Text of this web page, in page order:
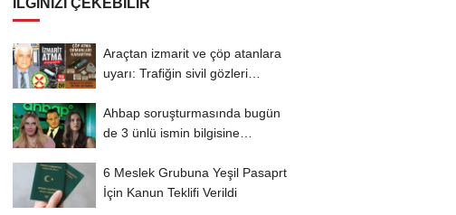
İLGINIZI ÇEKEBILIR
Araçtan izmarit ve çöp atanlara
uyarı: Trafiğin sivil gözleri
Ahbap soruşturmasında bugün
de 3 ünlü ismin bilgisine
6 Meslek Grubuna Yeşil Pasaprt
İçin Kanun Teklifi Verildi